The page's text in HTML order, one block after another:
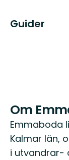
Guider
Om
Emmaboda
Kalmar län,
i utvandrar-